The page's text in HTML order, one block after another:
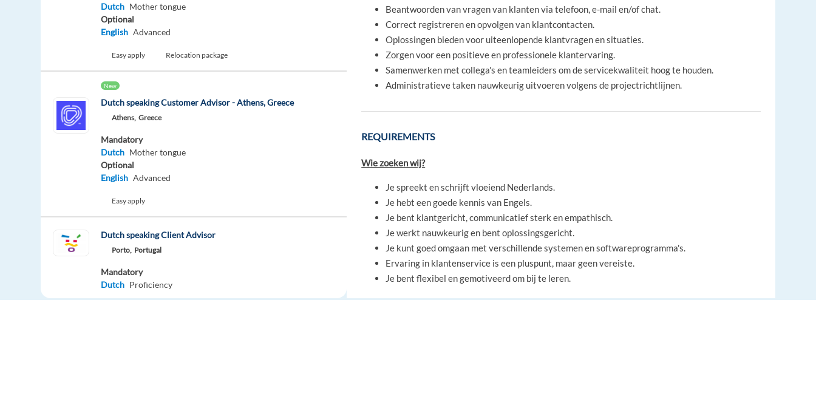
Dutch Mother tongue
Optional
English Advanced
Easy apply Relocation package
New
Dutch speaking Customer Advisor - Athens, Greece
Athens, Greece
Mandatory
Dutch Mother tongue
Optional
English Advanced
Easy apply
Dutch speaking Client Advisor
Porto, Portugal
Mandatory
Dutch Proficiency
Beantwoorden van vragen van klanten via telefoon, e-mail en/of chat.
Correct registreren en opvolgen van klantcontacten.
Oplossingen bieden voor uiteenlopende klantvragen en situaties.
Zorgen voor een positieve en professionele klantervaring.
Samenwerken met collega's en teamleiders om de servicekwaliteit hoog te houden.
Administratieve taken nauwkeurig uitvoeren volgens de projectrichtlijnen.
REQUIREMENTS
Wie zoeken wij?
Je spreekt en schrijft vloeiend Nederlands.
Je hebt een goede kennis van Engels.
Je bent klantgericht, communicatief sterk en empathisch.
Je werkt nauwkeurig en bent oplossingsgericht.
Je kunt goed omgaan met verschillende systemen en softwareprogramma's.
Ervaring in klantenservice is een pluspunt, maar geen vereiste.
Je bent flexibel en gemotiveerd om bij te leren.